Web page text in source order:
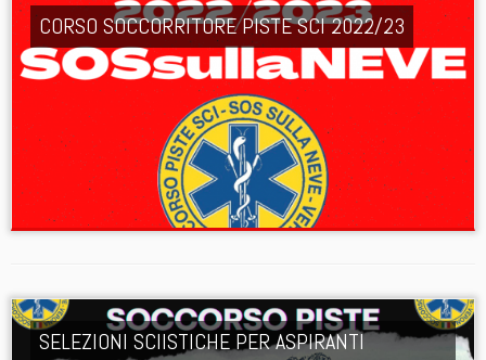
CORSO SOCCORRITORE PISTE SCI 2022/23
SELEZIONI SCIISTICHE PER ASPIRANTI